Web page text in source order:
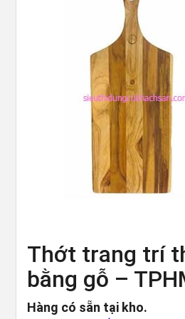
Thớt trang trí
bằng gỗ –
Hàng có sẵn tại kho.